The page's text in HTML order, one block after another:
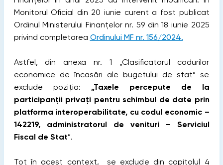
Monitorul Oficial din 20 iunie curent a fost publicat
Ordinul Ministerului Finanțelor nr. 59 din 18 iunie 2025
privind completarea Ordinului MF nr. 156/2024.
Astfel, din anexa nr. 1 „Clasificatorul codurilor
economice de încasări ale bugetului de stat” se
exclude poziția: „Taxele percepute de la
participanții privați pentru schimbul de date prin
platforma interoperabilitate, cu codul economic –
142219, administratorul de venituri – Serviciul
Fiscal de Stat”.
Tot în acest context, se exclude din capitolul 4